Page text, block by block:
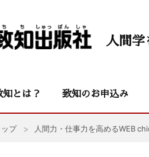
人間
知とは？ 致知のお申込み
ップ 人間力・仕事力を高めるWEB